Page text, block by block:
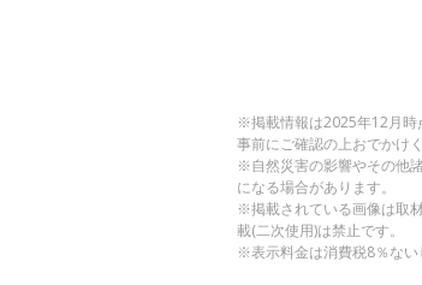
※掲載情報は2025年12月時
事前にご確認の上おでかけく
※自然災害の影響やその他
になる場合があります。
※掲載されている画像は取
載(二次使用)は禁止です。
※表示料金は消費税8％ない